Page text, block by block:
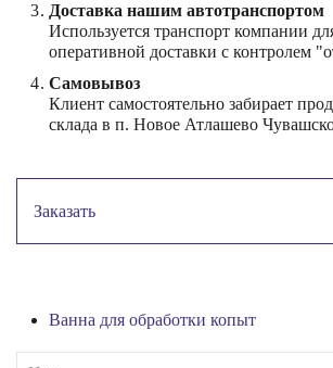
Доставка нашим автотранспортом
Используется транспорт компании
оперативной доставки с контролем
Самовывоз
Клиент самостоятельно забирает
склада в п. Новое Атлашево
Заказать
Ванна для обработки копыт